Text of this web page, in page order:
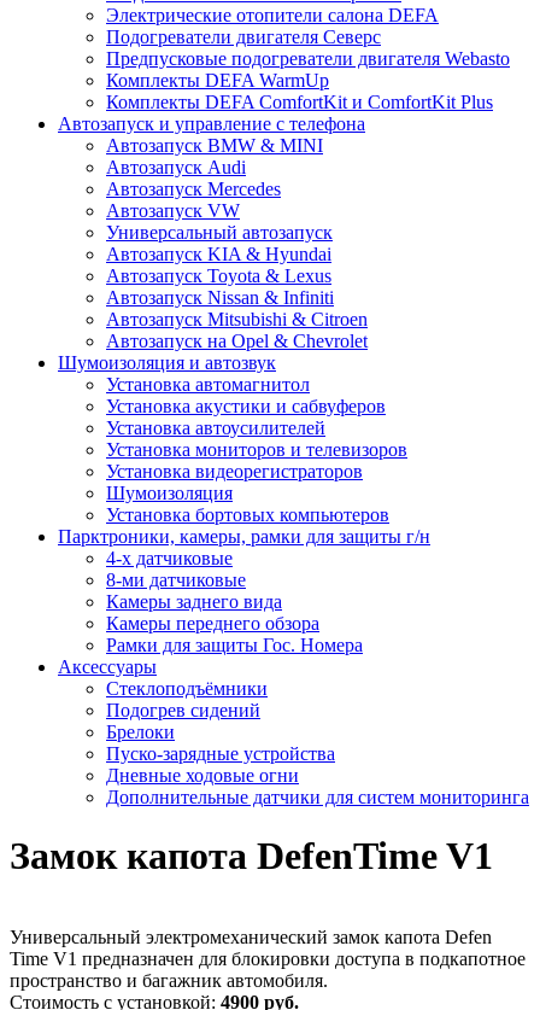
Электрические отопители салона DEFA
Подогреватели двигателя Северс
Предпусковые подогреватели двигателя Webasto
Комплекты DEFA WarmUp
Комплекты DEFA ComfortKit и ComfortKit Plus
Автозапуск и управление с телефона
Автозапуск BMW & MINI
Автозапуск Audi
Автозапуск Mercedes
Автозапуск VW
Универсальный автозапуск
Автозапуск KIA & Hyundai
Автозапуск Toyota & Lexus
Автозапуск Nissan & Infiniti
Автозапуск Mitsubishi & Citroen
Автозапуск на Opel & Chevrolet
Шумоизоляция и автозвук
Установка автомагнитол
Установка акустики и сабвуферов
Установка автоусилителей
Установка мониторов и телевизоров
Установка видеорегистраторов
Шумоизоляция
Установка бортовых компьютеров
Парктроники, камеры, рамки для защиты г/н
4-х датчиковые
8-ми датчиковые
Камеры заднего вида
Камеры переднего обзора
Рамки для защиты Гос. Номера
Аксессуары
Стеклоподъёмники
Подогрев сидений
Брелоки
Пуско-зарядные устройства
Дневные ходовые огни
Дополнительные датчики для систем мониторинга
Замок капота DefenTime V1
Универсальный электромеханический замок капота Defen
Time V1 предназначен для блокировки доступа в подкапотное
пространство и багажник автомобиля.
Стоимость с установкой: 4900 руб.